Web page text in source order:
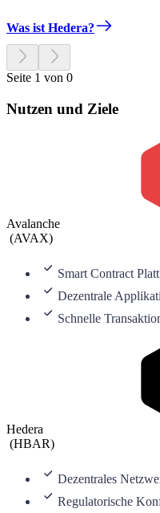
Was ist Hedera?
Seite 1 von 0
Nutzen und Ziele
Avalanche
(AVAX)
Smart Contract
Dezentrale
Schnelle
Hedera
(HBAR)
Dezentrales
Regulatorische